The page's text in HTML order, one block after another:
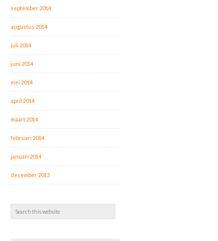
september 2014
augustus 2014
juli 2014
juni 2014
mei 2014
april 2014
maart 2014
februari 2014
januari 2014
december 2013